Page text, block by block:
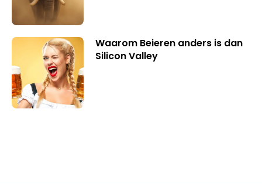
Waarom Beieren anders is dan
Silicon Valley